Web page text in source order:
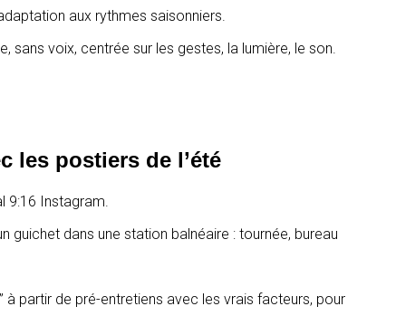
aux rythmes saisonniers.
sans voix, centrée sur les gestes, la lumière, le son.
les postiers de l’été
Instagram.
guichet dans une station balnéaire : tournée, bureau
à partir de pré-entretiens avec les vrais facteurs, pour